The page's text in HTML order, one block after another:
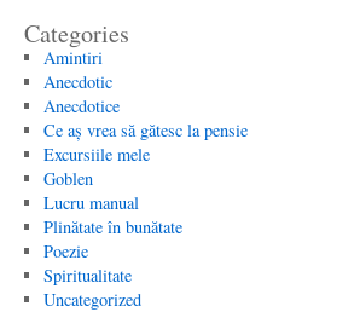
Categories
Amintiri
Anecdotic
Anecdotice
Ce aș vrea să gătesc la pensie
Excursiile mele
Goblen
Lucru manual
Plinătate în bunătate
Poezie
Spiritualitate
Uncategorized